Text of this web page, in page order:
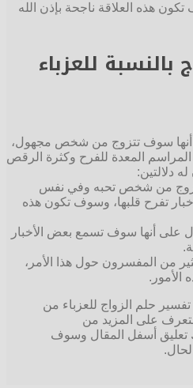
هذه العلاقة ناجحة بإذن الله
للعزباء
أنها سوف تتزوج من شخص مجهول،
المعدة للفرح وكثرة الرقص
دلالتين:
تتزوج من شخص تحبه وفي نفس
تفرح قلبها، وسوف تكون هذه
تدل على أنها سوف تسمع بعض الأخبار
من المفسرون حول هذا الأمر،
الأمور.
حلم الزواج للعزباء من
على المزيد من
تعليق أسفل المقال وسوف